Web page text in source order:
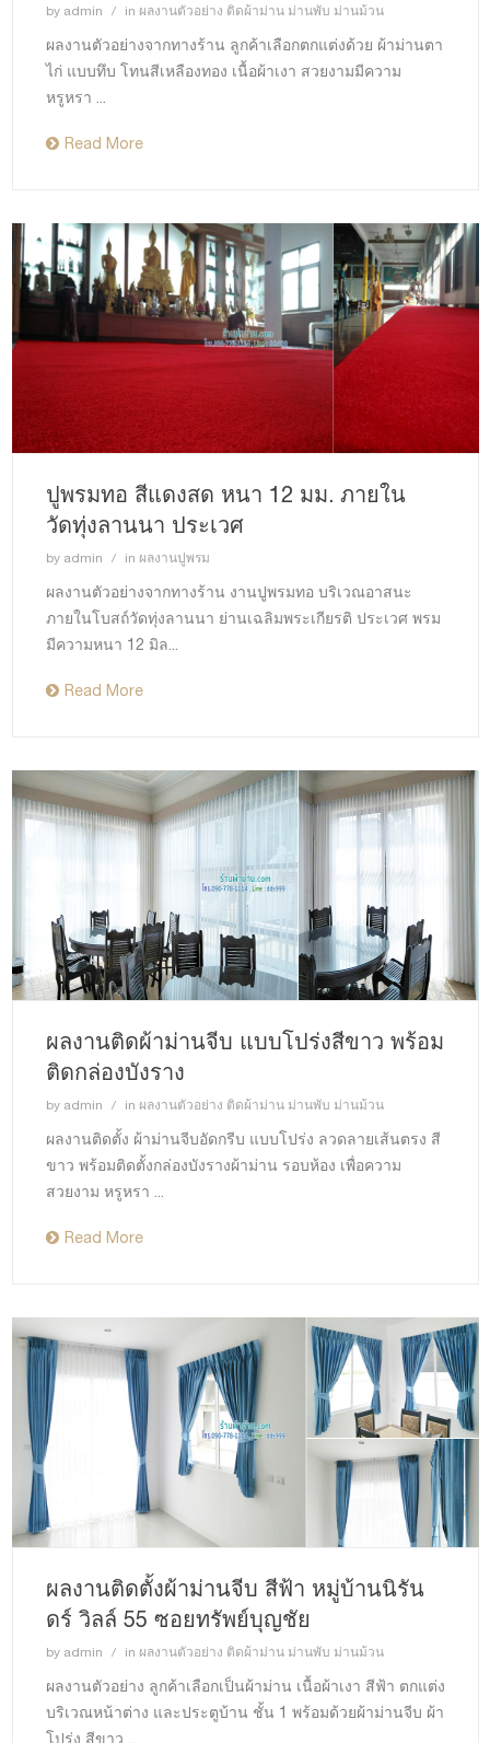
by admin in ผลงานตัวอย่าง ติดผ้าม่าน ม่านพับ ม่านม้วน
ผลงานตัวอย่างจากทางร้าน ลูกค้าเลือกตกแต่งด้วย ผ้าม่านตา
ไก่ แบบทึบ โทนสีเหลืองทอง เนื้อผ้าเงา สวยงามมีความ
หรูหรา ...
Read More
ปูพรมทอ สีแดงสด หนา 12 มม. ภายใน
วัดทุ่งลานนา ประเวศ
by admin in ผลงานปูพรม
ผลงานตัวอย่างจากทางร้าน งานปูพรมทอ บริเวณอาสนะ
ภายในโบสถ์วัดทุ่งลานนา ย่านเฉลิมพระเกียรติ ประเวศ พรม
มีความหนา 12 มิล...
Read More
ผลงานติดผ้าม่านจีบ แบบโปร่งสีขาว พร้อม
ติดกล่องบังราง
by admin in ผลงานตัวอย่าง ติดผ้าม่าน ม่านพับ ม่านม้วน
ผลงานติดตั้ง ผ้าม่านจีบอัดกรีบ แบบโปร่ง ลวดลายเส้นตรง สี
ขาว พร้อมติดตั้งกล่องบังรางผ้าม่าน รอบห้อง เพื่อความ
สวยงาม หรูหรา ...
Read More
ผลงานติดตั้งผ้าม่านจีบ สีฟ้า หมู่บ้านนิรัน
ดร์ วิลล์ 55 ซอยทรัพย์บุญชัย
by admin in ผลงานตัวอย่าง ติดผ้าม่าน ม่านพับ ม่านม้วน
ผลงานตัวอย่าง ลูกค้าเลือกเป็นผ้าม่าน เนื้อผ้าเงา สีฟ้า ตกแต่ง
บริเวณหน้าต่าง และประตูบ้าน ชั้น 1 พร้อมด้วยผ้าม่านจีบ ผ้า
โปร่ง สีขาว ...